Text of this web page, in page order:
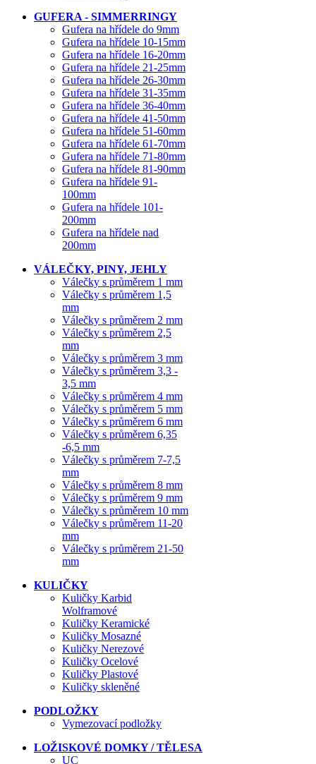
GUFERA - SIMMERRINGY
Gufera na hřídele do 9mm
Gufera na hřídele 10-15mm
Gufera na hřídele 16-20mm
Gufera na hřídele 21-25mm
Gufera na hřídele 26-30mm
Gufera na hřídele 31-35mm
Gufera na hřídele 36-40mm
Gufera na hřídele 41-50mm
Gufera na hřídele 51-60mm
Gufera na hřídele 61-70mm
Gufera na hřídele 71-80mm
Gufera na hřídele 81-90mm
Gufera na hřídele 91-
100mm
Gufera na hřídele 101-
200mm
Gufera na hřídele nad
200mm
VÁLEČKY, PINY, JEHLY
Válečky s průměrem 1 mm
Válečky s průměrem 1,5
mm
Válečky s průměrem 2 mm
Válečky s průměrem 2,5
mm
Válečky s průměrem 3 mm
Válečky s průměrem 3,3 -
3,5 mm
Válečky s průměrem 4 mm
Válečky s průměrem 5 mm
Válečky s průměrem 6 mm
Válečky s průměrem 6,35
-6,5 mm
Válečky s průměrem 7-7,5
mm
Válečky s průměrem 8 mm
Válečky s průměrem 9 mm
Válečky s průměrem 10 mm
Válečky s průměrem 11-20
mm
Válečky s průměrem 21-50
mm
KULIČKY
Kuličky Karbid
Wolframové
Kuličky Keramické
Kuličky Mosazné
Kuličky Nerezové
Kuličky Ocelové
Kuličky Plastové
Kuličky skleněné
PODLOŽKY
Vymezovací podložky
LOŽISKOVÉ DOMKY / TĚLESA
UC